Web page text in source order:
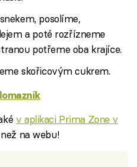
posolíme,
a poté rozřízneme
potřeme oba krajíce.
skořicovým cukrem.
v aplikaci Prima Zone v
na webu!